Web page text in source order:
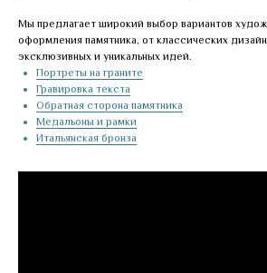
Мы предлагает широкий выбор вариантов
оформления памятника, от классических
эксклюзивных и уникальных идей.
Портреты на граните
Гравировка текста
Обратная сторона памятника
Медальоны и рамки
Итальянская бронза